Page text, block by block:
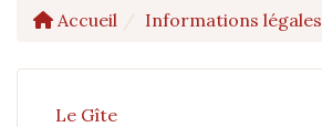
Accueil Informations légales
Le Gîte